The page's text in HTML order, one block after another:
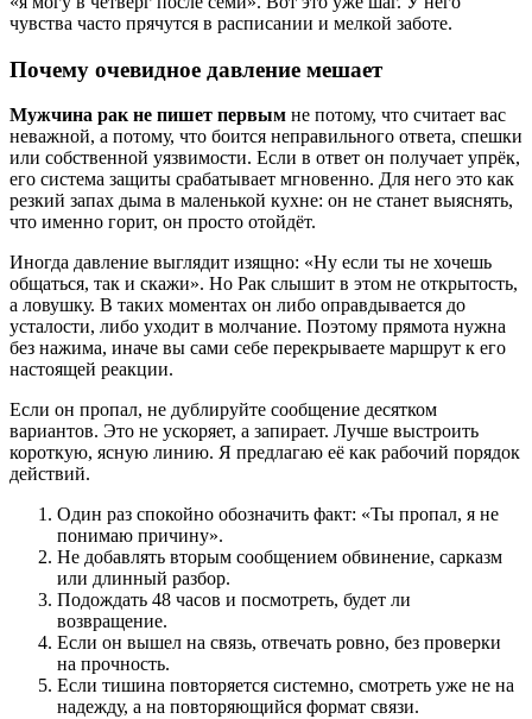
чувства часто прячутся в расписании и мелкой заботе.
Почему очевидное давление мешает
Мужчина рак не пишет первым не потому, что считает вас
неважной, а потому, что боится неправильного ответа, спешки
или собственной уязвимости. Если в ответ он получает упрёк,
его система защиты срабатывает мгновенно. Для него это как
резкий запах дыма в маленькой кухне: он не станет выяснять,
что именно горит, он просто отойдёт.
Иногда давление выглядит изящно: «Ну если ты не хочешь
общаться, так и скажи». Но Рак слышит в этом не открытость,
а ловушку. В таких моментах он либо оправдывается до
усталости, либо уходит в молчание. Поэтому прямота нужна
без нажима, иначе вы сами себе перекрываете маршрут к его
настоящей реакции.
Если он пропал, не дублируйте сообщение десятком
вариантов. Это не ускоряет, а запирает. Лучше выстроить
короткую, ясную линию. Я предлагаю её как рабочий порядок
действий.
Один раз спокойно обозначить факт: «Ты пропал, я не
понимаю причину».
Не добавлять вторым сообщением обвинение, сарказм
или длинный разбор.
Подождать 48 часов и посмотреть, будет ли
возвращение.
Если он вышел на связь, отвечать ровно, без проверки
на прочность.
Если тишина повторяется системно, смотреть уже не на
надежду, а на повторяющийся формат связи.